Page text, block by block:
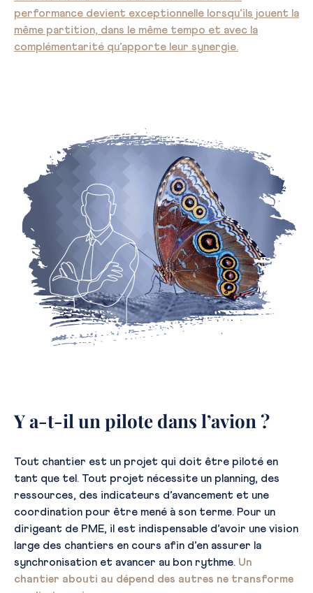
performance devient exceptionnelle lorsqu’ils jouent la
même partition, dans le même tempo et avec la
complémentarité qu’apporte leur synergie.
Y a-t-il un pilote dans l’avion ?
Tout chantier est un projet qui doit être piloté en
tant que tel. Tout projet nécessite un planning, des
ressources, des indicateurs d’avancement et une
coordination pour être mené à son terme. Pour un
dirigeant de PME, il est indispensable d’avoir une vision
large des chantiers en cours afin d’en assurer la
synchronisation et avancer au bon rythme. Un
chantier abouti au dépend des autres ne transforme